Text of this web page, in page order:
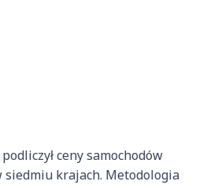
ceny samochodów
siedmiu krajach. Metodologia